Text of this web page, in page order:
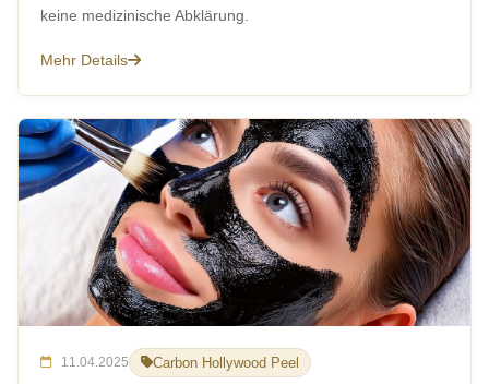
keine medizinische Abklärung.
Mehr Details
11.04.2025 Carbon Hollywood Peel